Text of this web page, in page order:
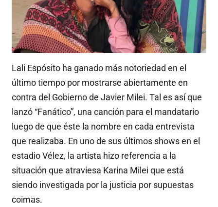
Lali Espósito ha ganado más notoriedad en el
último tiempo por mostrarse abiertamente en
contra del Gobierno de Javier Milei. Tal es así que
lanzó “Fanático”, una canción para el mandatario
luego de que éste la nombre en cada entrevista
que realizaba. En uno de sus últimos shows en el
estadio Vélez, la artista hizo referencia a la
situación que atraviesa Karina Milei que está
siendo investigada por la justicia por supuestas
coimas.